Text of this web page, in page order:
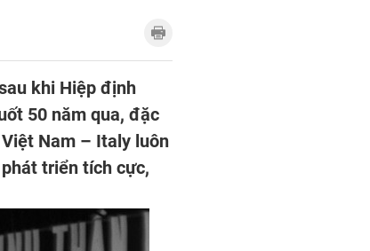
khi Hiệp định
50 năm qua, đặc
Nam – Italy luôn
triển tích cực,